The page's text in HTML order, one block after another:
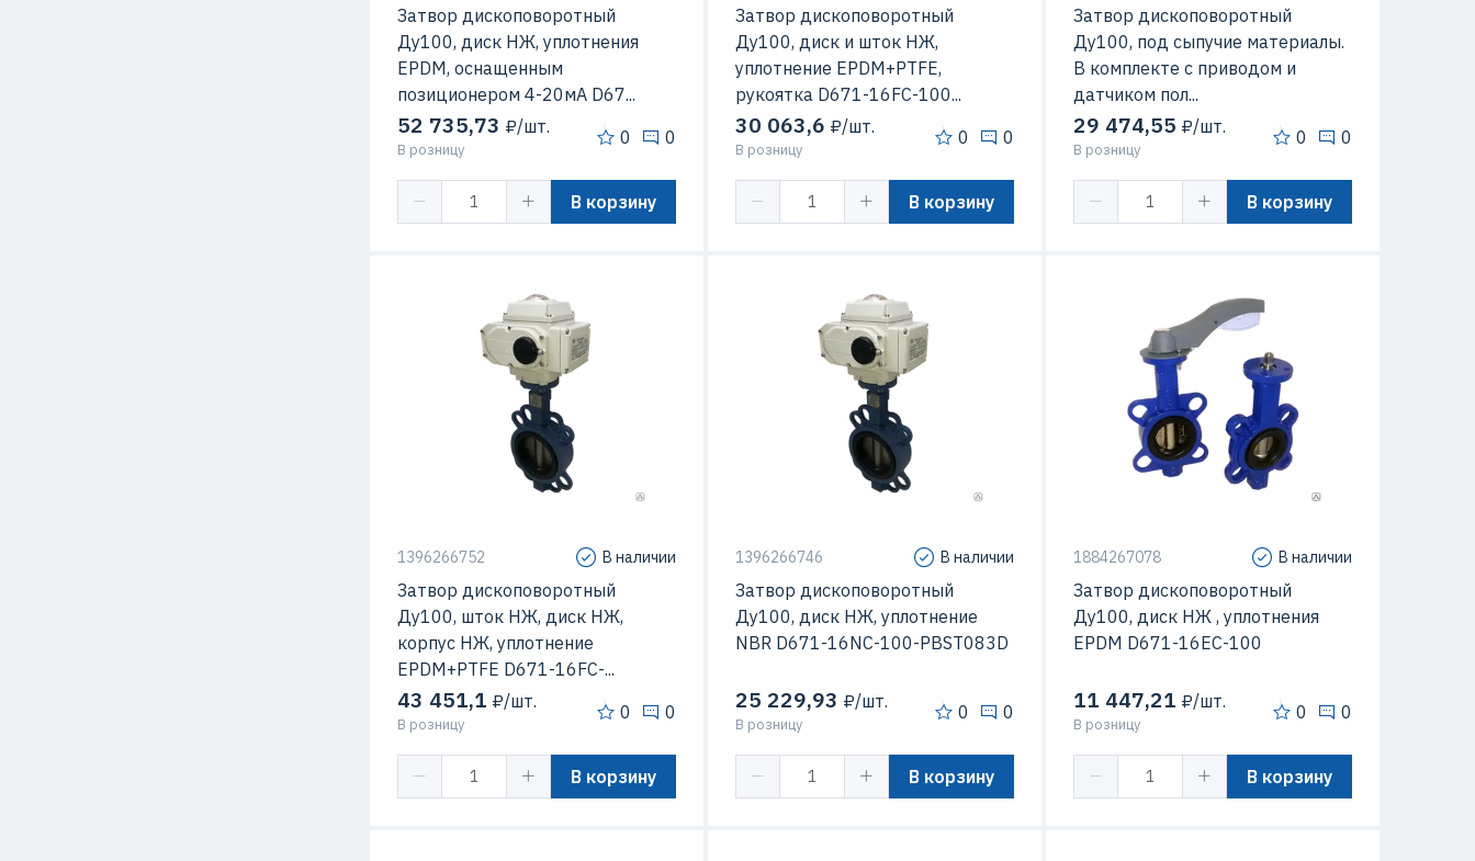
Затвор дископоворотный
Ду100, диск НЖ, уплотнения
EPDM, оснащенным
позиционером 4-20мА D67...
52 735,73 ₽/шт.
В розницу
0 0
В корзину
Затвор дископоворотный
Ду100, диск и шток НЖ,
уплотнение EPDM+PTFE,
рукоятка D671-16FC-100...
30 063,6 ₽/шт.
В розницу
0 0
В корзину
Затвор дископоворотный
Ду100, под сыпучие материалы.
В комплекте с приводом и
датчиком пол...
29 474,55 ₽/шт.
В розницу
0 0
В корзину
1396266752 В наличии
Затвор дископоворотный
Ду100, шток НЖ, диск НЖ,
корпус НЖ, уплотнение
EPDM+PTFE D671-16FC-...
43 451,1 ₽/шт.
В розницу
0 0
В корзину
1396266746 В наличии
Затвор дископоворотный
Ду100, диск НЖ, уплотнение
NBR D671-16NC-100-PBST083D
25 229,93 ₽/шт.
В розницу
0 0
В корзину
Материал чугунные
Конструкция дисковые
1884267078 В наличии
Затвор дископоворотный
Ду100, диск НЖ , уплотнения
EPDM D671-16EC-100
11 447,21 ₽/шт.
В розницу
0 0
В корзину